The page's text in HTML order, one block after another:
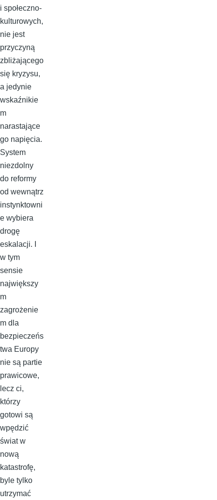
i społeczno-
kulturowych,
nie jest
przyczyną
zbliżającego
się kryzysu,
a jedynie
wskaźnikie
m
narastające
go napięcia.
System
niezdolny
do reformy
od wewnątrz
instynktowni
e wybiera
drogę
eskalacji. I
w tym
sensie
największy
m
zagrożenie
m dla
bezpieczeńs
twa Europy
nie są partie
prawicowe,
lecz ci,
którzy
gotowi są
wpędzić
świat w
nową
katastrofę,
byle tylko
utrzymać